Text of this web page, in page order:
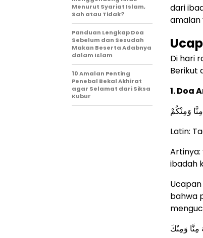
dari
amalan
Di hari
Berikut
1. Doa
وَمِنْكُمْ
Latin:
ibadah
bahwa
مِنَّا وَمِنْكَ
Menurut Syariat Islam,
Sah atau Tidak?
Panduan Lengkap Doa
Sebelum dan Sesudah
Makan Beserta Adabnya
dalam Islam
10 Amalan Penting
Penebal Bekal Akhirat
agar Selamat dari Siksa
Kubur